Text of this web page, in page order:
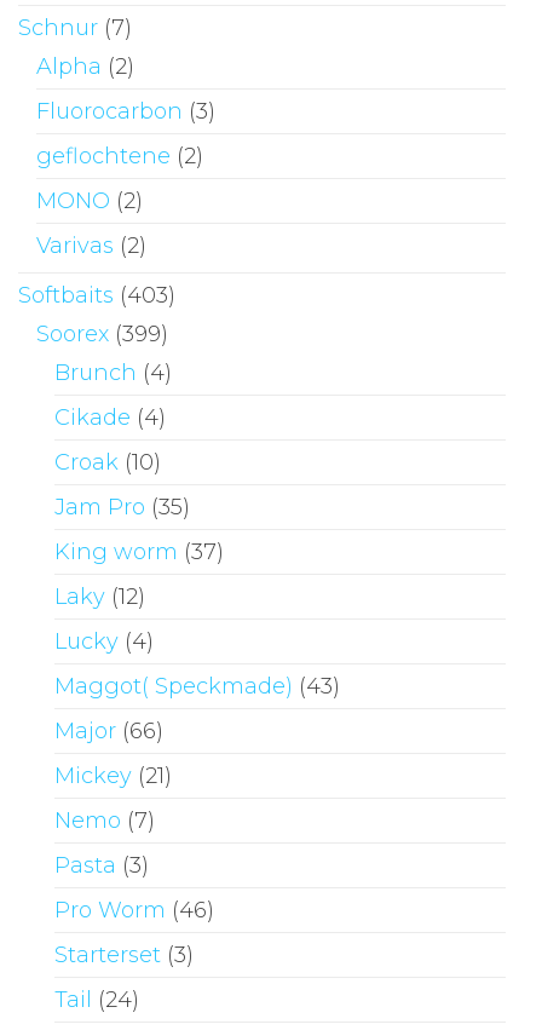
Schnur (7)
Alpha (2)
Fluorocarbon (3)
geflochtene (2)
MONO (2)
Varivas (2)
Softbaits (403)
Soorex (399)
Brunch (4)
Cikade (4)
Croak (10)
Jam Pro (35)
King worm (37)
Laky (12)
Lucky (4)
Maggot( Speckmade) (43)
Major (66)
Mickey (21)
Nemo (7)
Pasta (3)
Pro Worm (46)
Starterset (3)
Tail
(24)